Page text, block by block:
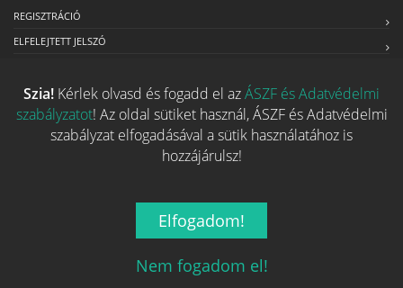
REGISZTRÁCIÓ
ELFELEJTETT JELSZÓ
ÁSZF ÉS ADATVÉDELMI SZABÁLYZAT
ÜZLETEKNEK SZÁNT SZOLGÁLTATÁSOK
MÉDIAAJÁNLAT
Ha szeretnéd felvenni velünk a kapcsolatot nyugodtan írj egy
Szia! Kérlek olvasd és fogadd el azÁSZF és Adatvédelmi
szabályzatot! Az oldal sütiket használ, ÁSZF és Adatvédelmi
szabályzat elfogadásával a sütik használatához is
hozzájárulsz!
Elfogadom!
Nem fogadom el!